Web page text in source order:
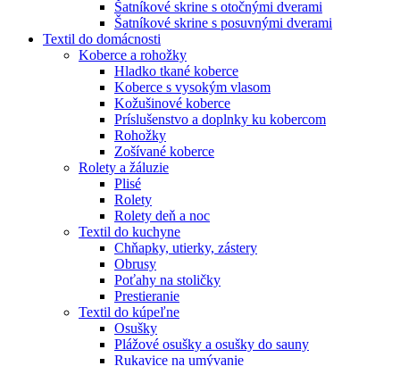
Šatníkové skrine s otočnými dverami
Šatníkové skrine s posuvnými dverami
Textil do domácnosti
Koberce a rohožky
Hladko tkané koberce
Koberce s vysokým vlasom
Kožušinové koberce
Príslušenstvo a doplnky ku kobercom
Rohožky
Zošívané koberce
Rolety a žáluzie
Plisé
Rolety
Rolety deň a noc
Textil do kuchyne
Chňapky, utierky, zástery
Obrusy
Poťahy na stoličky
Prestieranie
Textil do kúpeľne
Osušky
Plážové osušky a osušky do sauny
Rukavice na umývanie